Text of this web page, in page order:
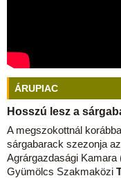
ÁRUPIAC
Hosszú lesz a
A megszokottnál
sárgabarack szezonja
Agrárgazdasági
Gyümölcs Szakmaközi